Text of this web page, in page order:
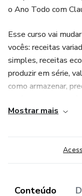
o Ano Todo com
Esse curso vai
vocês: receitas
simples, receitas
produzir em série,
como armazenar,
transformar a sua
Mostrar mais
Conteúdo